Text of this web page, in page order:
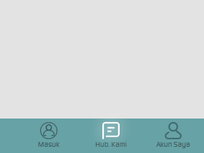
Masuk Hub. Kami Akun Saya